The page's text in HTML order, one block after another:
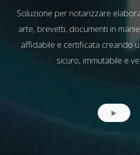
Soluzione per notarizzare
arte, brevetti, documenti in
affidabile e certificata creando
sicuro, immutabile e